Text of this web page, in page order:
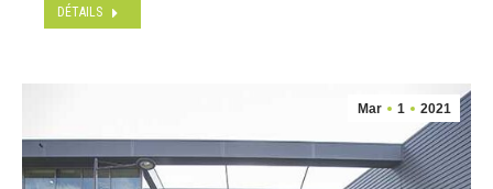
DÉTAILS
Mar 1 2021